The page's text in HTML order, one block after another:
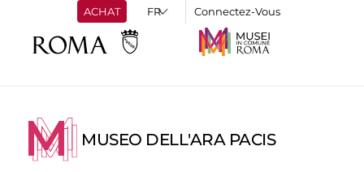
ACHAT Connectez-Vous
MUSEO DELL'ARA PACIS